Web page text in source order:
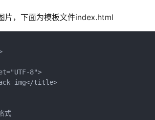
片，下面为模板文件index.html
8">
img</title>
式